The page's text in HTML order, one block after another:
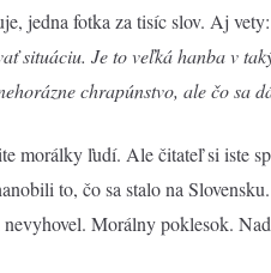
jedna fotka za tisíc slov. Aj vety:
situáciu. Je to veľká hanba v
chrapúnstvo, ale čo sa
morálky ľudí. Ale čitateľ si iste
to, čo sa stalo na
Morálny poklesok.